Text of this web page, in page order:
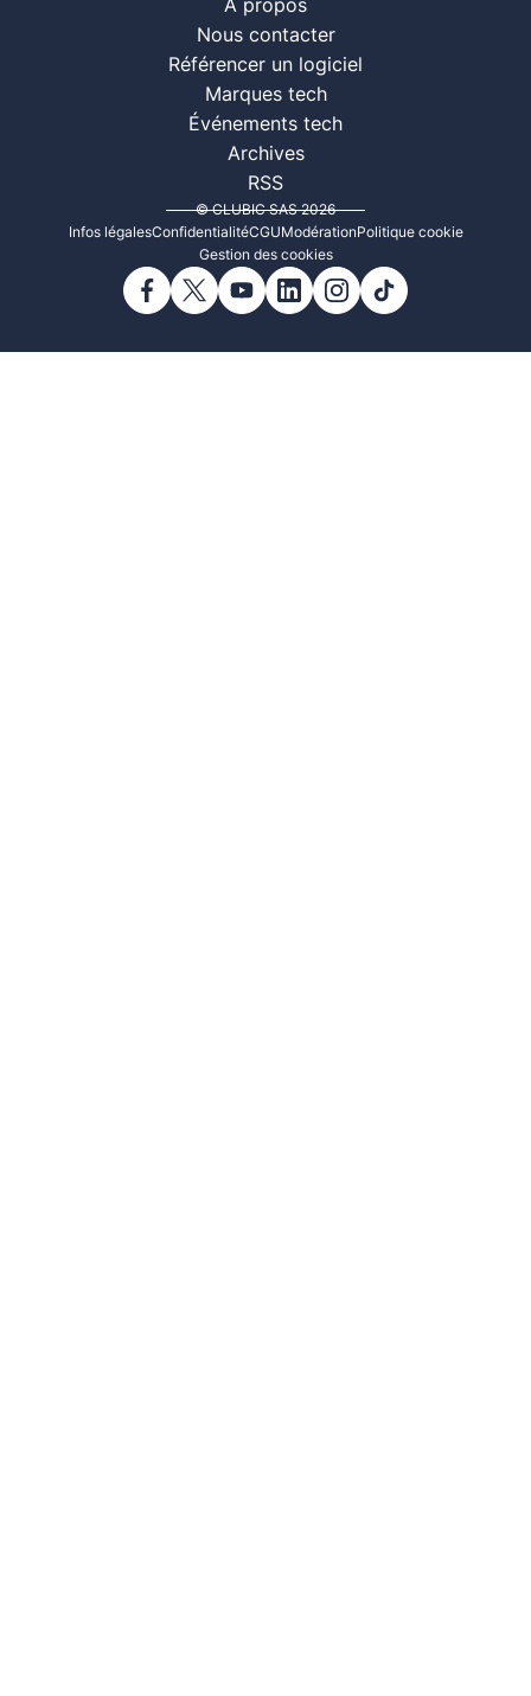
À propos
Nous contacter
Référencer un logiciel
Marques tech
Événements tech
Archives
RSS
© CLUBIC SAS 2026
Infos légalesConfidentialitéCGUModérationPolitique cookie
Gestion des cookies